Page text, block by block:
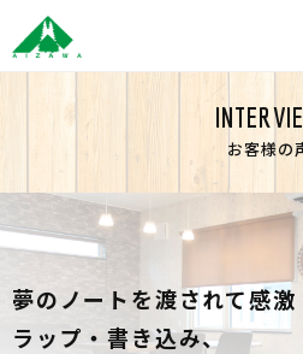
お客様の
夢のノートを渡されて感
ラップ・書き込み、